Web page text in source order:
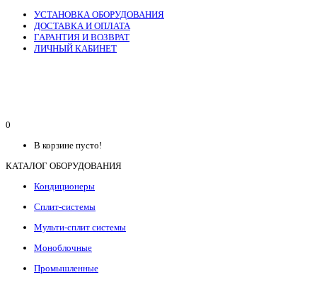
УСТАНОВКА ОБОРУДОВАНИЯ
ДОСТАВКА И ОПЛАТА
ГАРАНТИЯ И ВОЗВРАТ
ЛИЧНЫЙ КАБИНЕТ
0
В корзине пусто!
КАТАЛОГ ОБОРУДОВАНИЯ
Кондиционеры
Сплит-системы
Мульти-сплит системы
Моноблочные
Промышленные